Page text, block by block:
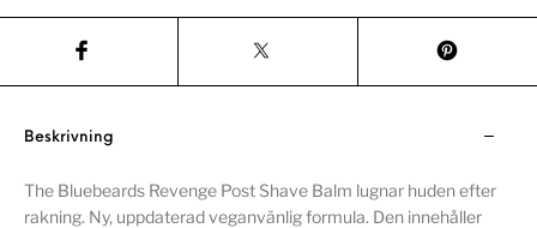
Beskrivning
The Bluebeards Revenge Post Shave Balm lugnar huden efter
rakning. Ny, uppdaterad veganvänlig formula. Den innehåller